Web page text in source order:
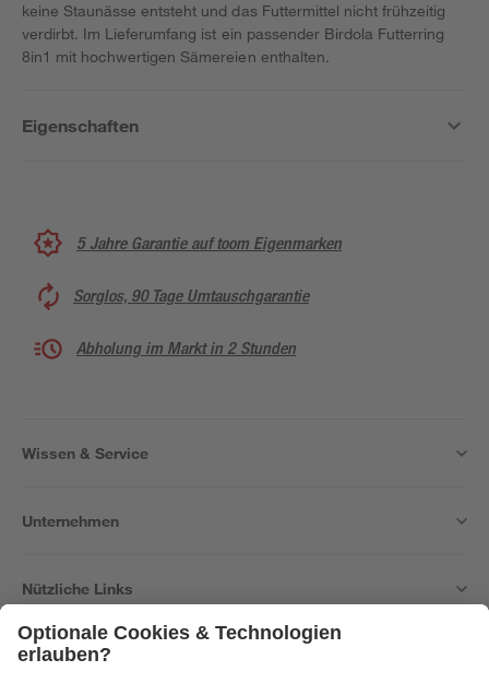
keine Staunässe entsteht und das Futtermittel nicht frühzeitig
verdirbt. Im Lieferumfang ist ein passender Birdola Futterring
8in1 mit hochwertigen Sämereien enthalten.
Eigenschaften
5 Jahre Garantie auf toom Eigenmarken
Sorglos, 90 Tage Umtauschgarantie
Abholung im Markt in 2 Stunden
Wissen & Service
Unternehmen
Nützliche Links